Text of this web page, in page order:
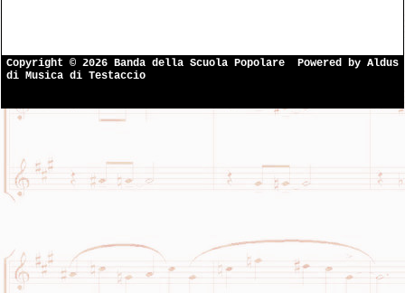
Copyright © 2026 Banda della Scuola Popolare
di Musica di Testaccio
Powered by Aldus